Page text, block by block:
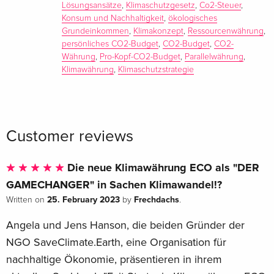
des Club of Rome und des World Future Council
About the author
Bevor sich Angela Hanson in Vollzeit ehrenamtlich dem
Klimaschutz verschrieb, war sie als Produktmanagerin tätig.
nachhaltige Ökonomie. Seit 2021 ist Angela Hanson von der
zertifiziert.Jens Hanson ist seit 20 Jahren als
Systemingenieur bei der Deutschen Flugsicherung
beschäftigt. Er interessiert sich für kausale Zusammenhänge
überlegt sich abstrakte Lösungsansätze, um lange
eingefahrene Systeme gerechter und effizienter zu
gestalten. 2020 gründeten er und seine Frau Angela Hanson
Lösungsansätze
Klimaschutzgesetz Co2-Steuer,
Konsum und Nachhaltigkeit ökologisches
Grundeinkommen
Klimakonzept Ressourcenwährung
persönliches CO2-Budget CO2-Budget CO2-
Währung
Pro-Kopf-CO2-Budget Parallelwährung
Klimawährung
Klimaschutzstrategie
Customer reviews
Die neue Klimawährung ECO als "DER
GAMECHANGER" in Sachen Klimawandel!?
Written on 25. February 2023 by Frechdachs.
Angela und Jens Hanson, die beiden Gründer der
NGO SaveClimate.Earth, eine Organisation für
nachhaltige Ökonomie, präsentieren in ihrem